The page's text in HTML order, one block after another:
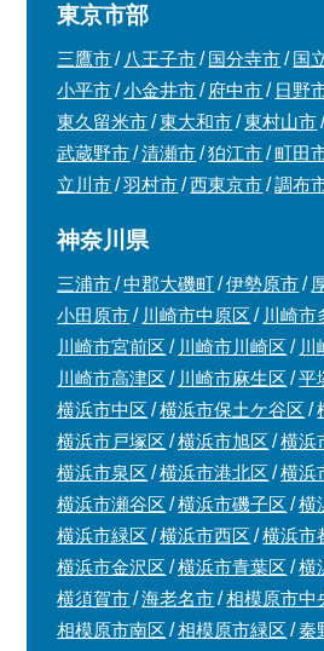
東京市部
三鷹市 八王子市 国分寺市 国
小平市
小金井市 府中市 日野
東久留米市
東大和市 東村山市
武蔵野市
清瀬市 狛江市 町田
立川市
羽村市 西東京市 調布
神奈川県
三浦市 中郡大磯町 伊勢原市
小田原市
川崎市中原区
川崎市
川崎市宮前区
川崎市川崎区
川
川崎市高津区
川崎市麻生区 平
横浜市中区
横浜市保土ケ谷区
横浜市戸塚区
横浜市旭区
横浜
横浜市泉区
横浜市港北区
横浜
横浜市瀬谷区
横浜市磯子区
横
横浜市緑区
横浜市西区
横浜市
横浜市金沢区
横浜市青葉区
横
横須賀市
海老名市
相模原市中
相模原市南区
相模原市緑区 秦